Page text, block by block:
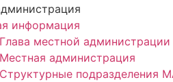
информация
Глава местной администрации
Местная администрация
Структурные подразделения